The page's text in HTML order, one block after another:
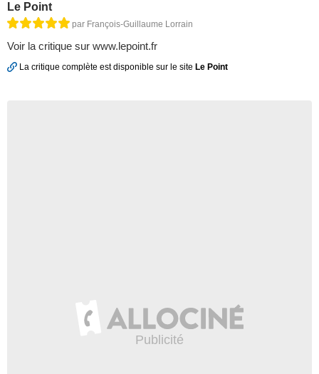
Le Point
par François-Guillaume Lorrain
Voir la critique sur www.lepoint.fr
La critique complète est disponible sur le site Le Point